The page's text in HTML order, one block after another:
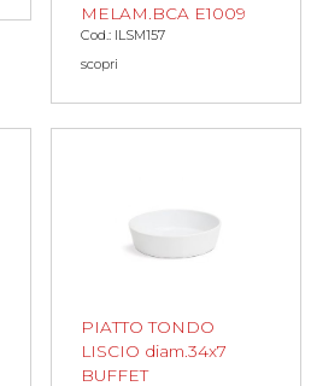
MELAM.BCA E1009
Cod.: ILSM157
scopri
PIATTO TONDO
LISCIO diam.34x7
BUFFET